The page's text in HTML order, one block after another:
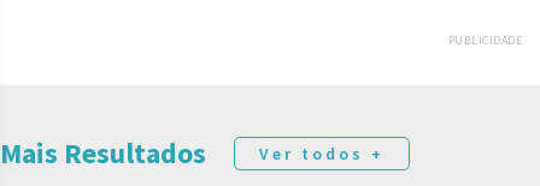
PUBLICIDADE
Mais Resultados Ver todos +